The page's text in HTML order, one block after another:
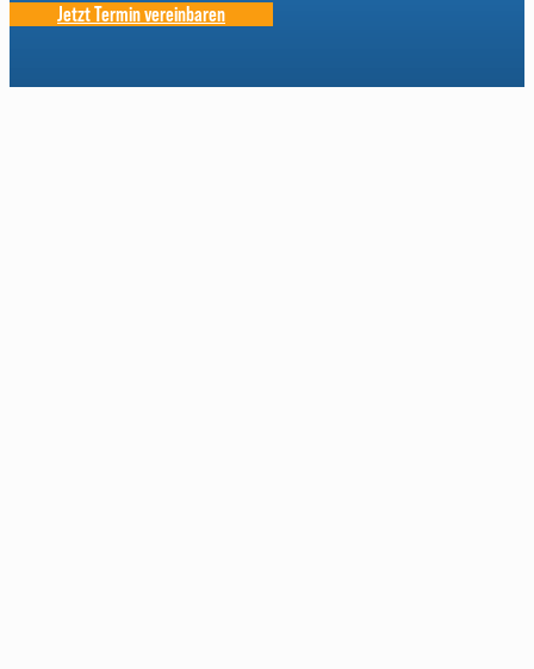
Jetzt Termin vereinbaren